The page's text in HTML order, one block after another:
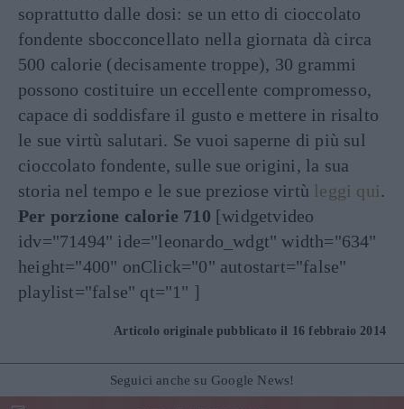
soprattutto dalle dosi: se un etto di cioccolato
fondente sbocconcellato nella giornata dà circa
500 calorie (decisamente troppe), 30 grammi
possono costituire un eccellente compromesso,
capace di soddisfare il gusto e mettere in risalto
le sue virtù salutari. Se vuoi saperne di più sul
cioccolato fondente, sulle sue origini, la sua
storia nel tempo e le sue preziose virtù leggi qui.
Per porzione calorie 710 [widgetvideo
idv="71494" ide="leonardo_wdgt" width="634"
height="400" onClick="0" autostart="false"
playlist="false" qt="1" ]
Articolo originale pubblicato il 16 febbraio 2014
Seguici anche su Google News!